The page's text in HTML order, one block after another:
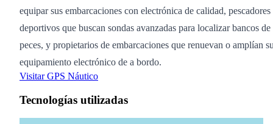
equipar sus embarcaciones con electrónica de calidad, pescadores
deportivos que buscan sondas avanzadas para localizar bancos de
peces, y propietarios de embarcaciones que renuevan o amplían
equipamiento electrónico de a bordo.
Visitar GPS Náutico
Tecnologías utilizadas